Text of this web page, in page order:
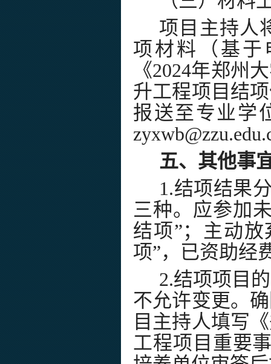
项目主持人
项材料（基
《2024年郑州
升工程项目结
报送至专业学
五、其他事
1.结项结果
三种。应参加
结项”；主动
项”，已资助经
2.结项项目
不允许变更。
目主持人填写
工程项目重要